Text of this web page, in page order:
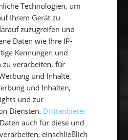
statt einer
und Komfort – ideal für
Entdecke unsere
Technologien, um
Ihrem Gerät zu
zuzugreifen und
Daten wie Ihre IP-
Kennungen und
zu verarbeiten, für
und Inhalte,
und Inhalten,
und zur
Diensten. Drittanbieter
auch für diese und
einschließlich